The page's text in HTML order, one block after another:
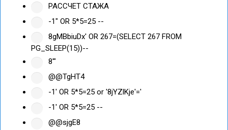
РАССЧЕТ СТАЖА
-1" OR 5*5=25 --
8gMBbiuDx' OR 267=(SELECT 267 FROM
PG_SLEEP(15))--
8'"
@@TgHT4
-1' OR 5*5=25 or '8jYZlKje'='
-1' OR 5*5=25 --
@@sjgE8